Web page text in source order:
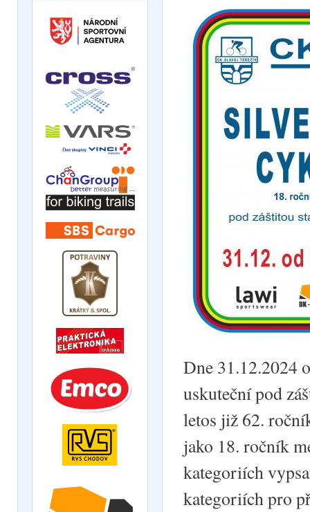
Dne 31.12.2024
uskuteční pod
letos již 62.
jako 18. ročník
kategoriích
kategoriích pro